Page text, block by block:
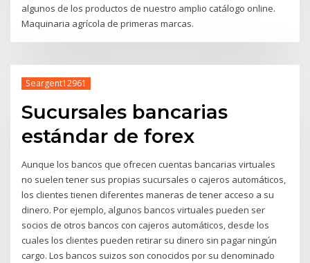
algunos de los productos de nuestro amplio catálogo online.
Maquinaria agrícola de primeras marcas.
Seargent12961
Sucursales bancarias
estándar de forex
Aunque los bancos que ofrecen cuentas bancarias virtuales
no suelen tener sus propias sucursales o cajeros automáticos,
los clientes tienen diferentes maneras de tener acceso a su
dinero. Por ejemplo, algunos bancos virtuales pueden ser
socios de otros bancos con cajeros automáticos, desde los
cuales los clientes pueden retirar su dinero sin pagar ningún
cargo. Los bancos suizos son conocidos por su denominado